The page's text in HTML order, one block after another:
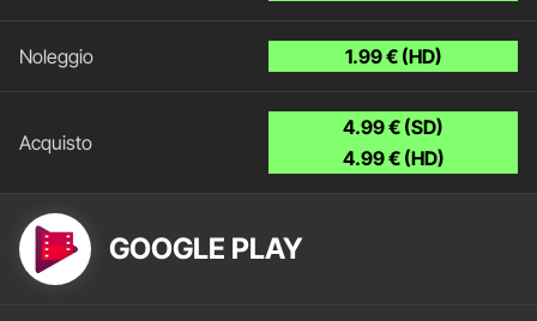
1.99 € (HD)
4.99 € (SD)
4.99 € (HD)
GOOGLE PLAY